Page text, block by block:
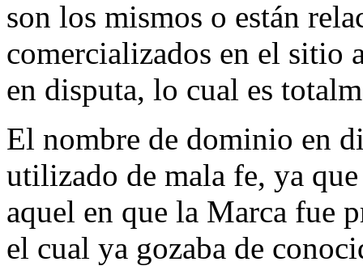
son los mismos o están
comercializados en el sitio
en disputa, lo cual es
El nombre de dominio en
utilizado de mala fe, ya
aquel en que la Marca fue
el cual ya gozaba de